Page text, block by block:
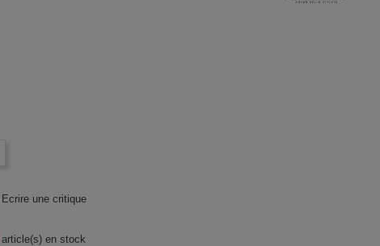
Ecrire une critique
article(s) en stock